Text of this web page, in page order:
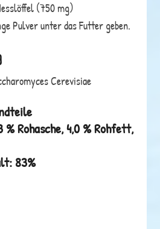
(750 mg)
Pulver unter das Futter geben.
Cerevisiae
Rohasche, 4,0 % Rohfett,
83%